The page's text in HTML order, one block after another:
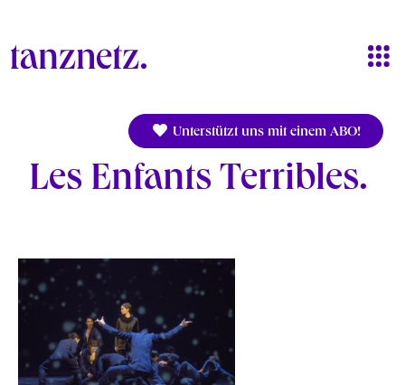
Unterstützt uns mit einem ABO!
Les Enfants Terribles